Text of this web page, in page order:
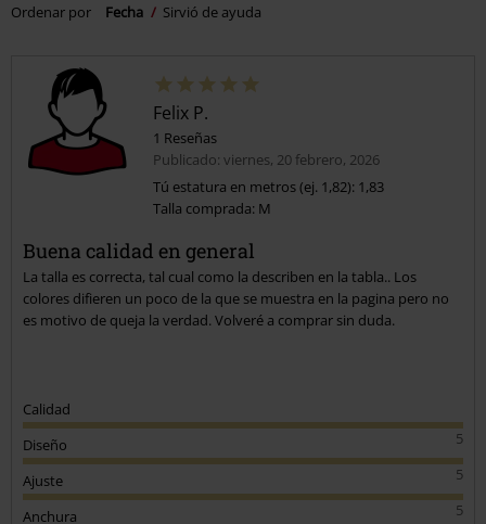
Ordenar por
Fecha Sirvió de ayuda
Felix P.
1 Reseñas
Publicado: viernes, 20 febrero, 2026
Tú estatura en metros (ej. 1,82): 1,83
Talla comprada: M
Buena calidad en general
La talla es correcta, tal cual como la describen en la tabla.. Los
colores difieren un poco de la que se muestra en la pagina pero no
es motivo de queja la verdad. Volveré a comprar sin duda.
Calidad
5
Diseño
5
Ajuste
5
Anchura